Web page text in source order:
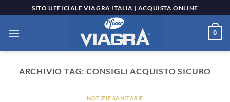
ai
contenuti
SITO UFFICIALE VIAGRA ITALIA | ACQUISTA ONLINE
0
ARCHIVIO TAG: CONSIGLI ACQUISTO SICURO
NOTIZIE SANITARIE